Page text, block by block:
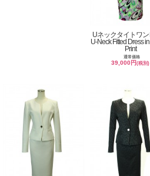
Uネックタイトワ
U-Neck Fitted Dress
Print
通常価格
39,000円(税別)